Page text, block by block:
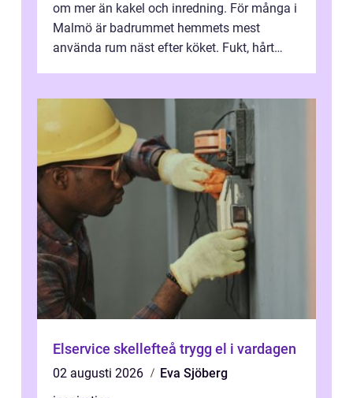
om mer än kakel och inredning. För många i
Malmö är badrummet hemmets mest
använda rum näst efter köket. Fukt, hårt
Elservice skellefteå trygg el i vardagen
02 augusti 2026
Eva Sjöberg